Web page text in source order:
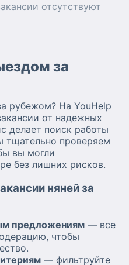
отсутствуют
за
рубежом? На YouHelp
от надежных
делает поиск работы
проверяем
вы могли
без лишних рисков.
няней за
предложениям — все
чтобы
— фильтруйте